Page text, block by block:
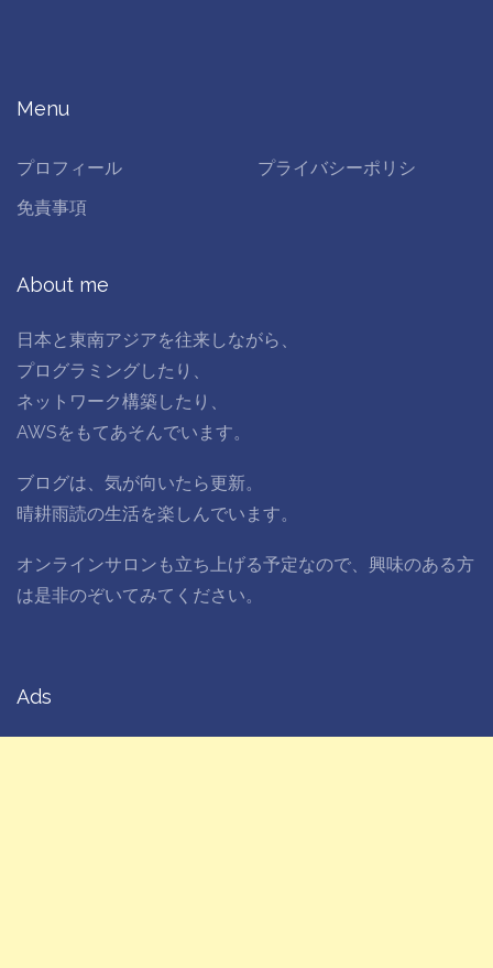
Menu
プロフィール
プライバシーポリシ
免責事項
About me
日本と東南アジアを往来しながら、
プログラミングしたり、
ネットワーク構築したり、
AWSをもてあそんでいます。
ブログは、気が向いたら更新。
晴耕雨読の生活を楽しんでいます。
オンラインサロンも立ち上げる予定なので、興味のある方
は是非のぞいてみてください。
Ads